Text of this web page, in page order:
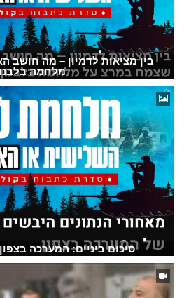
בין מציאות לדמיון – מה
מלחמה
סיכום ביניים: המערכה